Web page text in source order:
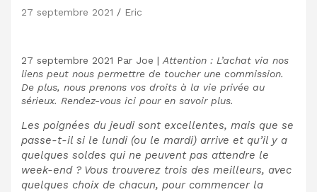
27 septembre 2021 Eric
27 septembre 2021 Par Joe | Attention : L’achat via nos
liens peut nous permettre de toucher une commission.
De plus, nous prenons vos droits à la vie privée au
sérieux. Rendez-vous ici pour en savoir plus.
Les poignées du jeudi sont excellentes, mais que se
passe-t-il si le lundi (ou le mardi) arrive et qu’il y a
quelques soldes qui ne peuvent pas attendre le
week-end ? Vous trouverez trois des meilleurs, avec
quelques choix de chacun, pour commencer la